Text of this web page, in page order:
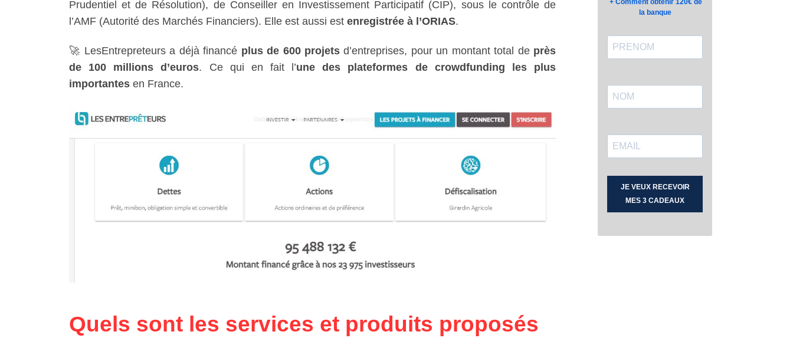
Prudentiel et de Résolution), de Conseiller en Investissement Participatif (CIP), sous le contrôle de
l’AMF (Autorité des Marchés Financiers). Elle est aussi est enregistrée à l’ORIAS.
🚀 LesEntrepreteurs a déjà financé plus de 600 projetsd’entreprises, pour un montant total de près
de 100 millions d’euros. Ce qui en fait l’une des plateformes de crowdfunding les plus
importantes en France.
Quels sont les services et produits proposés